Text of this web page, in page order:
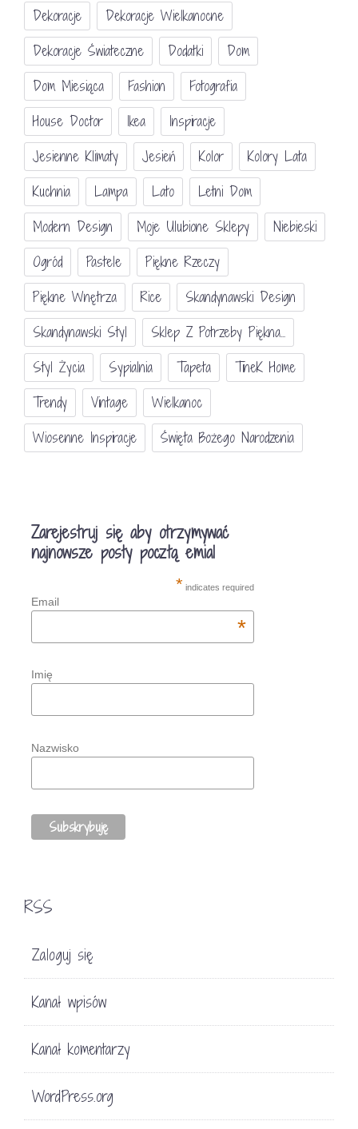
Dekoracje
Dekoracje Wielkanocne
Dekoracje Świateczne
Dodatki
Dom
Dom Miesiąca
Fashion
Fotografia
House Doctor
Ikea
Inspiracje
Jesienne Klimaty
Jesień Kolor
Kolory Lata
Kuchnia
Lampa Lato
Letni Dom
Modern Design
Moje Ulubione Sklepy
Niebieski
Ogród
Pastele
Piękne Rzeczy
Piękne Wnętrza
Rice
Skandynawski Design
Skandynawski Styl
Sklep Z Potrzeby Piękna...
Styl Życia
Sypialnia Tapeta
TineK Home
Trendy
Vintage
Wielkanoc
Wiosenne Inspiracje
Święta Bożego Narodzenia
Zarejestruj się aby otrzymywać
najnowsze posty pocztą emial
* indicates required
Email
*
Imię
Nazwisko
RSS
Zaloguj się
Kanał wpisów
Kanał komentarzy
WordPress.org